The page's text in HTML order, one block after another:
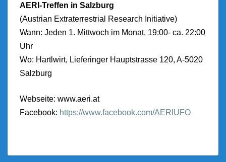
AERI-Treffen in Salzburg
(Austrian Extraterrestrial Research Initiative)
Wann: Jeden 1. Mittwoch im Monat. 19:00- ca. 22:00
Uhr
Wo: Hartlwirt, Lieferinger Hauptstrasse 120, A-5020
Salzburg
Webseite: www.aeri.at
Facebook: https://www.facebook.com/AERIUFO